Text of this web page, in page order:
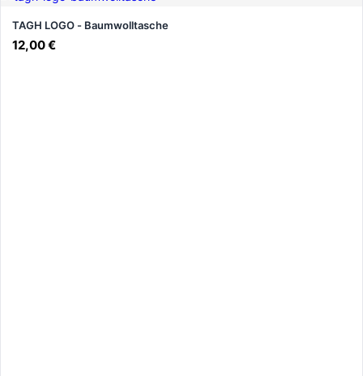
TAGH LOGO - Baumwolltasche
12,00€